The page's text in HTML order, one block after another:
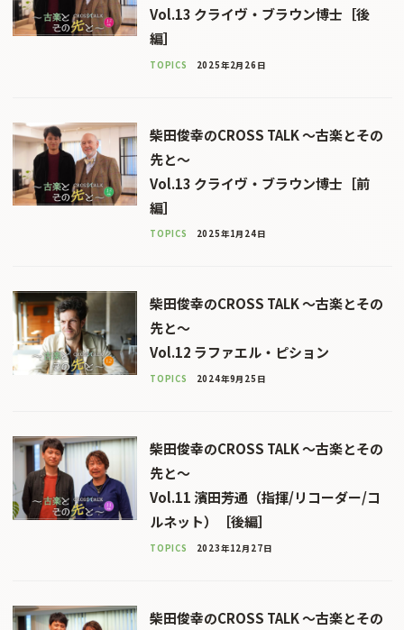
Vol.13 クライヴ・ブラウン博士［後
編］
TOPICS 2025年2月26日
柴田俊幸のCROSS TALK 〜古楽とその
先と〜
Vol.13 クライヴ・ブラウン博士［前
編］
TOPICS 2025年1月24日
柴田俊幸のCROSS TALK 〜古楽とその
先と〜
Vol.12 ラファエル・ピション
TOPICS 2024年9月25日
柴田俊幸のCROSS TALK 〜古楽とその
先と〜
Vol.11 濱田芳通（指揮/リコーダー/コ
ルネット）［後編］
TOPICS 2023年12月27日
柴田俊幸のCROSS TALK 〜古楽とその